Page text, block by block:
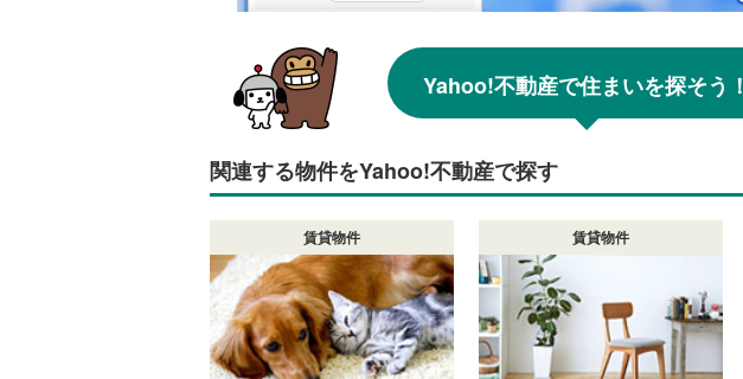
Yahoo!不動産で住まいを探そう！
関連する物件をYahoo!不動産で探す
賃貸物件 賃貸物件